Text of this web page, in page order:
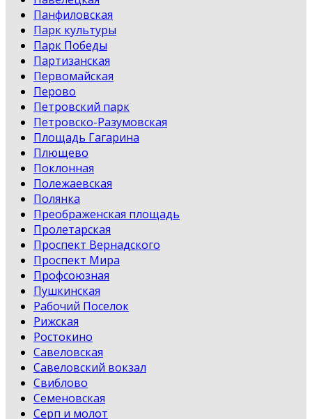
Панфиловская
Парк культуры
Парк Победы
Партизанская
Первомайская
Перово
Петровский парк
Петровско-Разумовская
Площадь Гагарина
Плющево
Поклонная
Полежаевская
Полянка
Преображенская площадь
Пролетарская
Проспект Вернадского
Проспект Мира
Профсоюзная
Пушкинская
Рабочий Поселок
Рижская
Ростокино
Савеловская
Савеловский вокзал
Свиблово
Семеновская
Серп и молот